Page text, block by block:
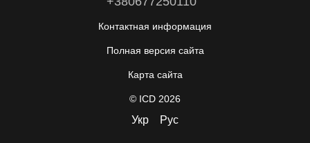
Контактная информация
Полная версия сайта
Карта сайта
© ICD 2026
Укр Рус